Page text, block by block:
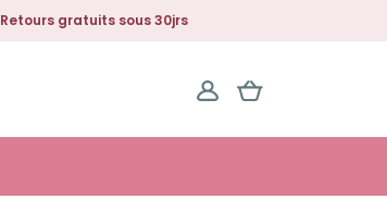
Retours gratuits sous 30jrs